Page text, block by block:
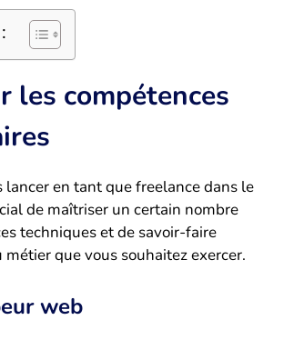
les compétences
lancer en tant que freelance dans le
de maîtriser un certain nombre
techniques et de savoir-faire
métier que vous souhaitez exercer.
web